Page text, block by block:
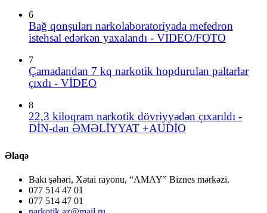
6
Bağ qonşuları narkolaboratoriyada mefedron
istehsal edərkən yaxalandı - VIDEO/FOTO
7
Çamadandan 7 kq narkotik hopdurulan paltarlar
çıxdı - VİDEO
8
22,3 kiloqram narkotik dövriyyədən çıxarıldı -
DİN-dən ƏMƏLİYYAT +AUDİO
Əlaqə
Bakı şəhəri, Xətai rayonu, “AMAY” Biznes mərkəzi.
077 514 47 01
077 514 47 01